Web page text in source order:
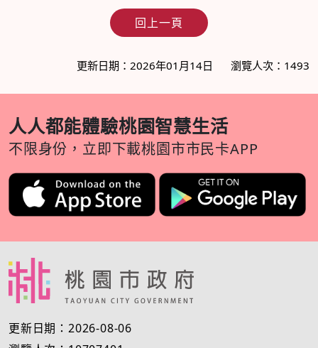
回上一頁
更新日期：2026年01月14日 瀏覽人次：1493
人人都能體驗桃園智慧生活
不限身份，立即下載桃園市市民卡APP
更新日期：2026-08-06